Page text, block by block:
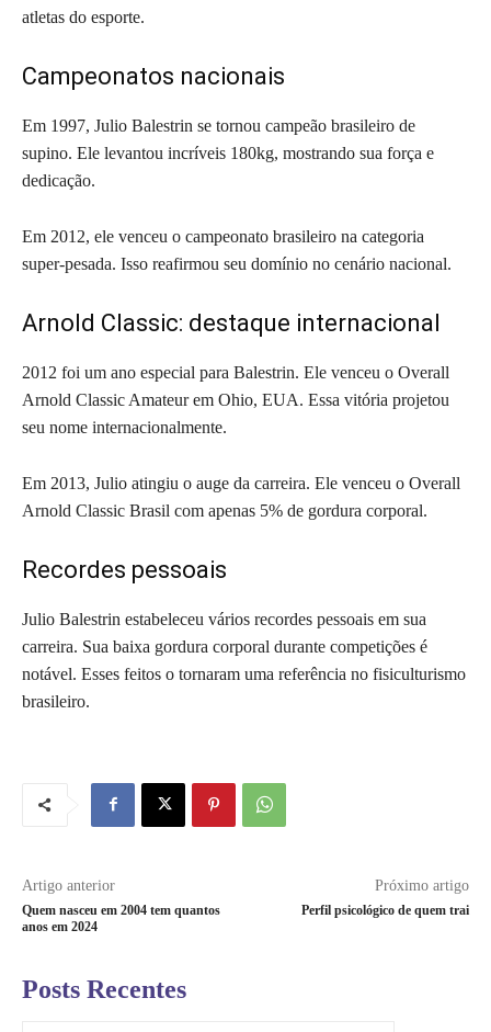
atletas do esporte.
Campeonatos nacionais
Em 1997, Julio Balestrin se tornou campeão brasileiro de
supino. Ele levantou incríveis 180kg, mostrando sua força e
dedicação.
Em 2012, ele venceu o campeonato brasileiro na categoria
super-pesada. Isso reafirmou seu domínio no cenário nacional.
Arnold Classic: destaque internacional
2012 foi um ano especial para Balestrin. Ele venceu o Overall
Arnold Classic Amateur em Ohio, EUA. Essa vitória projetou
seu nome internacionalmente.
Em 2013, Julio atingiu o auge da carreira. Ele venceu o Overall
Arnold Classic Brasil com apenas 5% de gordura corporal.
Recordes pessoais
Julio Balestrin estabeleceu vários recordes pessoais em sua
carreira. Sua baixa gordura corporal durante competições é
notável. Esses feitos o tornaram uma referência no fisiculturismo
brasileiro.
Artigo anterior
Quem nasceu em 2004 tem quantos
anos em 2024
Próximo artigo
Perfil psicológico de quem trai
Posts Recentes